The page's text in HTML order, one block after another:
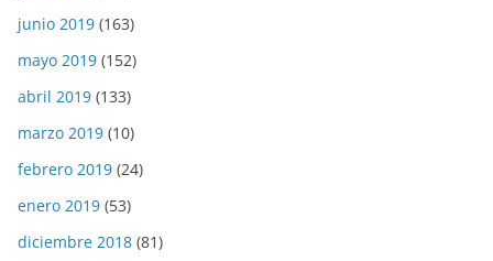
junio 2019 (163)
mayo 2019 (152)
abril 2019 (133)
marzo 2019 (10)
febrero 2019 (24)
enero 2019 (53)
diciembre 2018 (81)